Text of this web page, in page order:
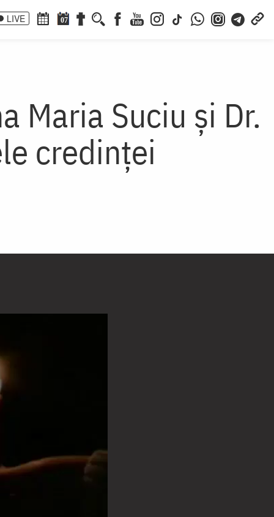
LIVE 07
Maria Suciu și Dr.
credinței